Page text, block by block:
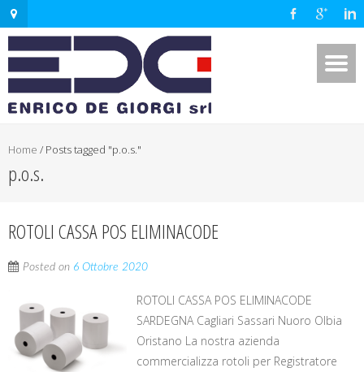
Home / Posts tagged "p.o.s."
p.o.s.
ROTOLI CASSA POS ELIMINACODE
Posted on 6 Ottobre 2020
ROTOLI CASSA POS ELIMINACODE
SARDEGNA Cagliari Sassari Nuoro Olbia
Oristano La nostra azienda
commercializza rotoli per Registratore